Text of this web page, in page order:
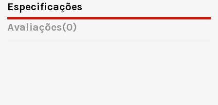
Especificações
Avaliações(0)